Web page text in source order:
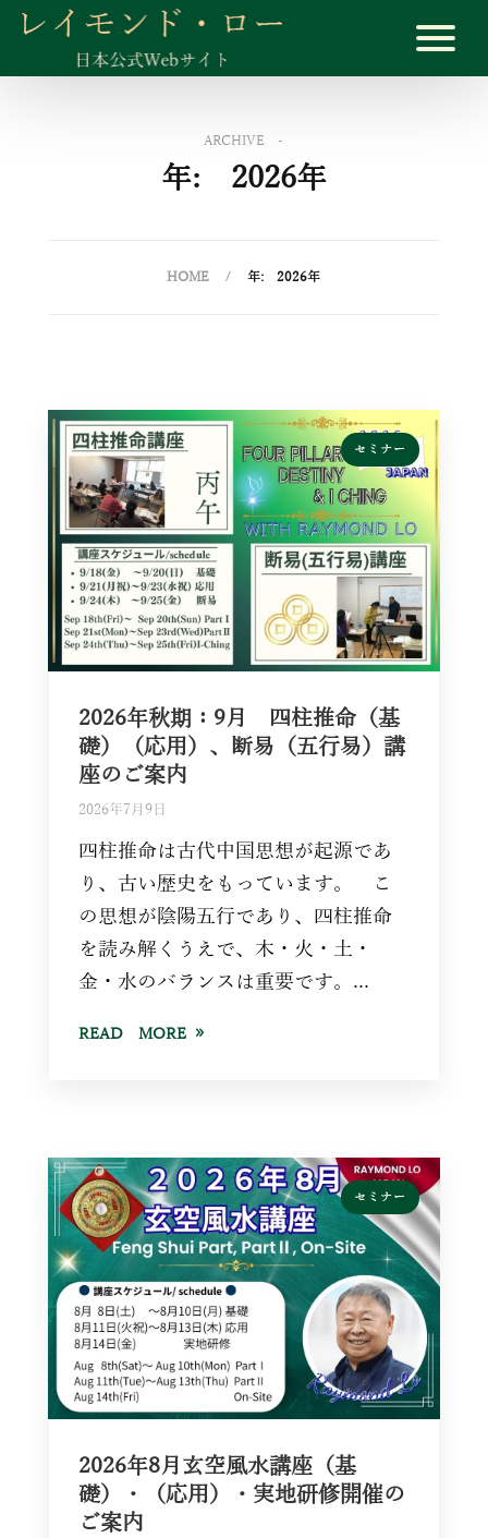
ARCHIVE -
年: 2026年
HOME 年:2026年
セミナー
2026年秋期：9月 四柱推命（基
礎）（応用）、断易（五行易）講
座のご案内
2026年7月9日
四柱推命は古代中国思想が起源であ
り、古い歴史をもっています。 こ
の思想が陰陽五行であり、四柱推命
を読み解くうえで、木・火・土・
金・水のバランスは重要です。...
READ MORE
セミナー
2026年8月玄空風水講座（基
礎）・（応用）・実地研修開催の
ご案内